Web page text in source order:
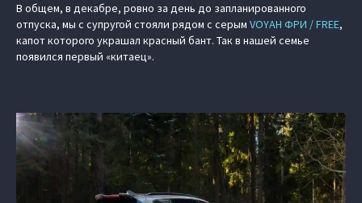
В общем, в декабре, ровно за день до запланированного
отпуска, мы с супругой стояли рядом с серым VOYAH ФРИ / FREE,
капот которого украшал красный бант. Так в нашей семье
появился первый «китаец».